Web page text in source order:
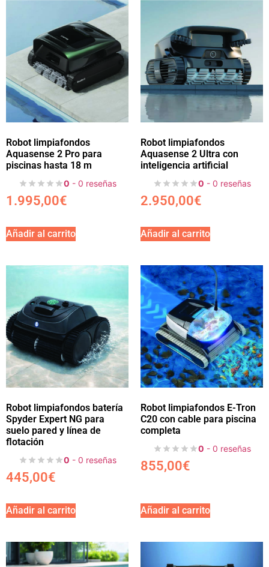
Robot limpiafondos
Aquasense 2 Pro para
piscinas hasta 18 m
0 - 0 reseñas
1.995,00€
Añadir al carrito
Robot limpiafondos
Aquasense 2 Ultra con
inteligencia artificial
0 - 0 reseñas
2.950,00€
Añadir al carrito
Robot limpiafondos batería
Spyder Expert NG para
suelo pared y línea de
flotación
0 - 0 reseñas
445,00€
Añadir al carrito
Robot limpiafondos E-Tron
C20 con cable para piscina
completa
0 - 0 reseñas
855,00€
Añadir al carrito